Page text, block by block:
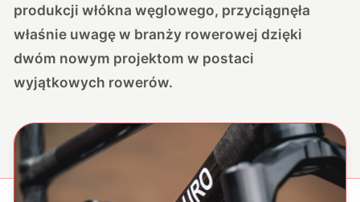
produkcji włókna węglowego, przyciągnęła
właśnie uwagę w branży rowerowej dzięki
dwóm nowym projektom w postaci
wyjątkowych rowerów.